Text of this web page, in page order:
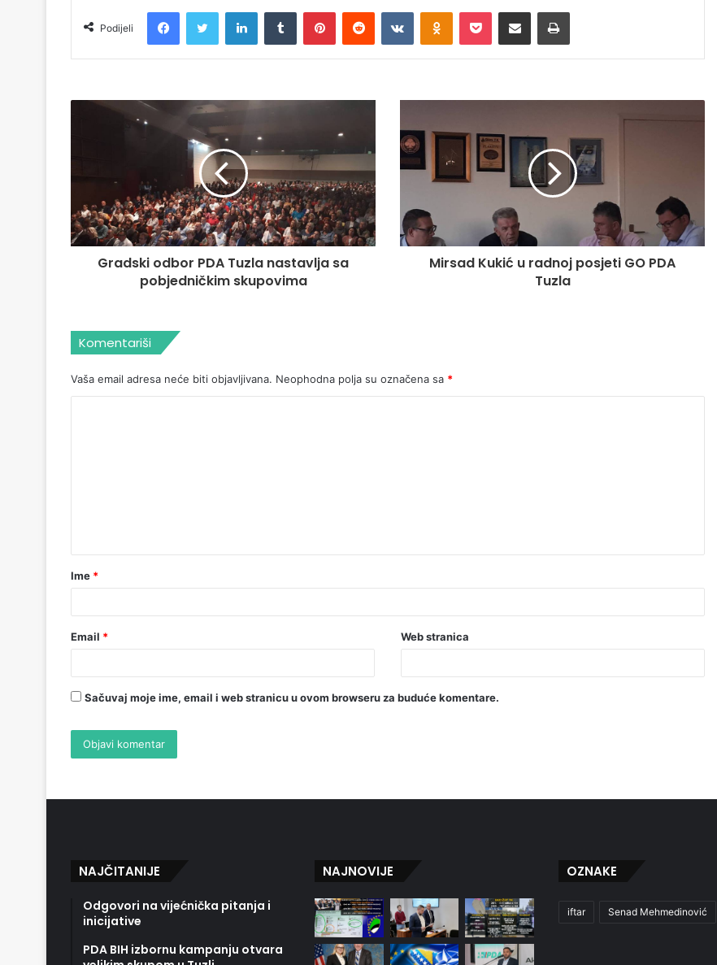
Podijeli
Gradski odbor PDA Tuzla nastavlja sa
pobjedničkim skupovima
Mirsad Kukić u radnoj posjeti GO PDA
Tuzla
Komentariši
Vaša email adresa neće biti objavljivana. Neophodna polja su označena sa *
Ime *
Email * Web stranica
Sačuvaj moje ime, email i web stranicu u ovom browseru za buduće komentare.
NAJČITANIJE
Odgovori na vijećnička pitanja i
inicijative
PDA BIH izbornu kampanju otvara
NAJNOVIJE OZNAKE
iftar Senad Mehmedinović